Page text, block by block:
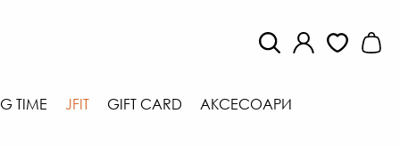
TIME JFIT GIFT CARD АКСЕСОАРИ